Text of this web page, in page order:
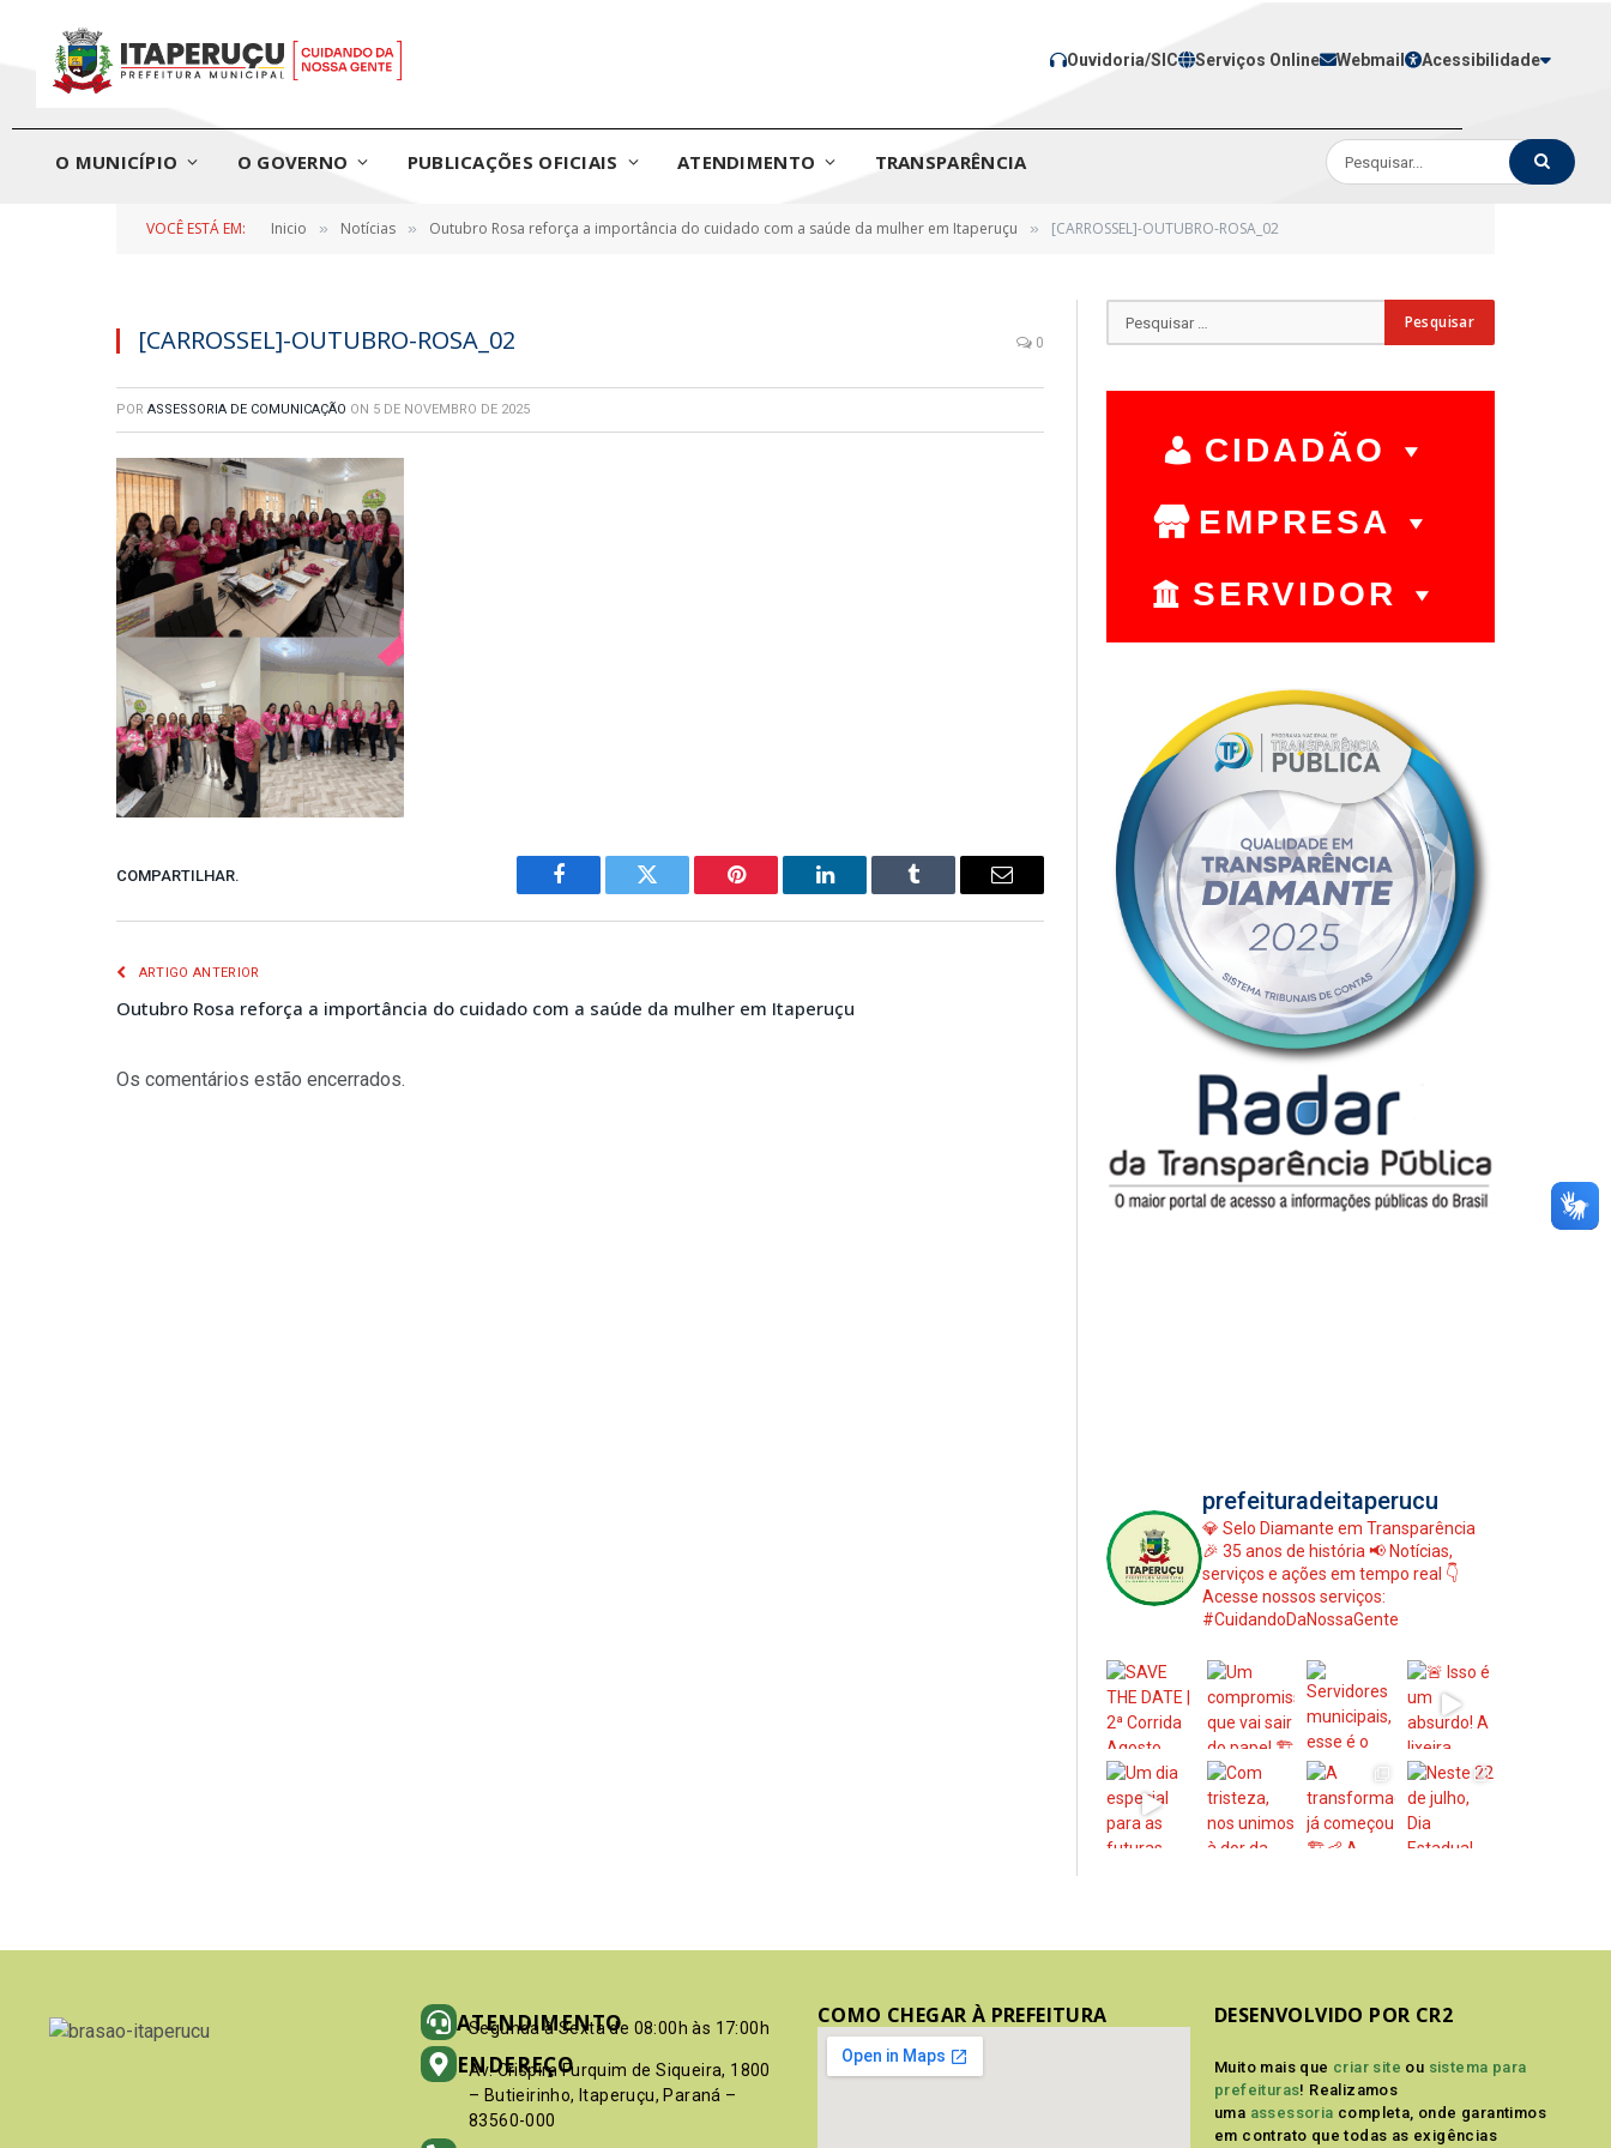
Ouvidoria/SIC Serviços Online Webmail Acessibilidade
O MUNICÍPIO O GOVERNO PUBLICAÇÕES OFICIAIS ATENDIMENTO TRANSPARÊNCIA
VOCÊ ESTÁ EM: Inicio » Notícias » Outubro Rosa reforça a importância do cuidado com a saúde da mulher em Itaperuçu » [CARROSSEL]-OUTUBRO-ROSA_02
[CARROSSEL]-OUTUBRO-ROSA_02 0
POR ASSESSORIA DE COMUNICAÇÃO ON 5 DE NOVEMBRO DE 2025
COMPARTILHAR.
Facebook Twitter Pinterest LinkedIn Tumblr
E-
ARTIGO ANTERIOR
Outubro Rosa reforça a importância do cuidado com a saúde da mulher em Itaperuçu
Os comentários estão encerrados.
CIDADÃO
EMPRESA
SERVIDOR
prefeituradeitaperucu
💎 Selo Diamante em Transparência
🎉 35 anos de história 📢 Notícias,
serviços e ações em tempo real 👇
Acesse nossos serviços:
#CuidandoDaNossaGente
ATENDIMENTO
Segunda à Sexta de 08:00h às 17:00h
ENDEREÇO
Av. Crispim Furquim de Siqueira, 1800
– Butieirinho, Itaperuçu, Paraná –
83560-000
COMO CHEGAR À PREFEITURA DESENVOLVIDO POR CR2
Muito mais que criar site ou sistema para
prefeituras! Realizamos
uma assessoria completa, onde garantimos
em contrato que todas as exigências